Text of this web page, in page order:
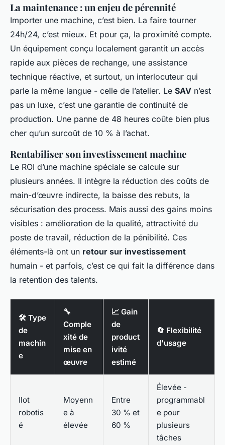
La maintenance : un enjeu de pérennité
Importer une machine, c’est bien. La faire tourner
24h/24, c’est mieux. Et pour ça, la proximité compte.
Un équipement conçu localement garantit un accès
rapide aux pièces de rechange, une assistance
technique réactive, et surtout, un interlocuteur qui
parle la même langue - celle de l’atelier. Le SAV n’est
pas un luxe, c’est une garantie de continuité de
production. Une panne de 48 heures coûte bien plus
cher qu’un surcoût de 10 % à l’achat.
Rentabiliser son investissement machine
Le ROI d’une machine spéciale se calcule sur
plusieurs années. Il intègre la réduction des coûts de
main-d’œuvre indirecte, la baisse des rebuts, la
sécurisation des process. Mais aussi des gains moins
visibles : amélioration de la qualité, attractivité du
poste de travail, réduction de la pénibilité. Ces
éléments-là ont un retour sur investissement
humain - et parfois, c’est ce qui fait la différence dans
la retention des talents.
🛠️ Type
de
machin
e
🔧
Comple
xité de
mise en
œuvre
📈 Gain
de
product
ivité
estimé
🔄 Flexibilité
d'usage
Ilot
robotis
é
Moyenn
e à
élevée
Entre
30 % et
60 %
Élevée -
programmabl
e pour
plusieurs
tâches